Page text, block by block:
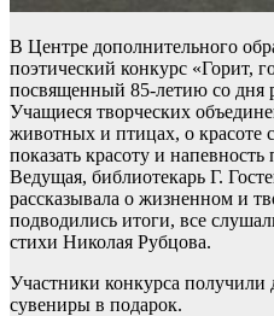
В Центре дополнительного
поэтический конкурс «Горит,
посвященный 85-летию со дня
Учащиеся творческих
животных и птицах, о красоте
показать красоту и
Ведущая, библиотекарь Г.
рассказывала о жизненном и
подводились итоги, все
стихи Николая Рубцова.
Участники конкурса
сувениры в подарок.